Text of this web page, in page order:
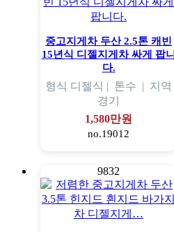
중고지게차 두산 2.5톤 캐빈
15년식 디젤지게차 싸게 팝니
다.
형식 디젤식 | 톤수 | 지역
경기
1,580만원
no.19012
9832